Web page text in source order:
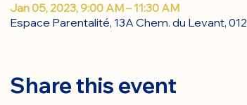
Jan 05, 2023, 9:00 AM – 11:30 AM
Espace Parentalité, 13A Chem. du Levant,
Share this event